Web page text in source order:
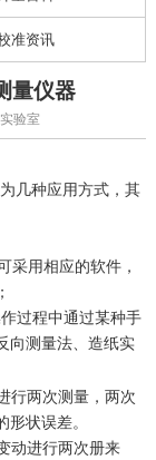
准资讯
量仪器
验室
几种应用方式，其
采用相应的软件，
过程中通过某种手
测量法、 造纸实
行两次测量，两次
状误差。
动进行两次册来